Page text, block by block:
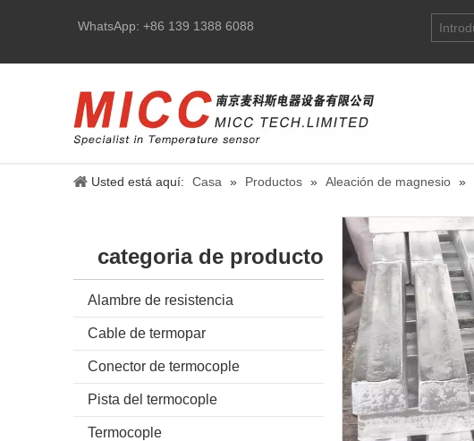
WhatsApp: +86 139 1388 6088
Usted está aquí: Casa » Productos » Aleación de magnesio »
categoria de producto
Alambre de resistencia
Cable de termopar
Conector de termocople
Pista del termocople
Termocople